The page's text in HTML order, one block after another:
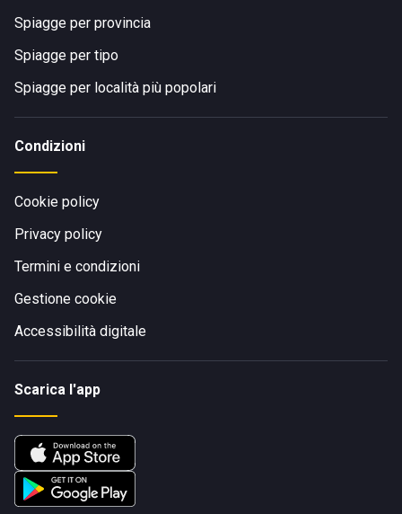
Spiagge per provincia
Spiagge per tipo
Spiagge per località più popolari
Condizioni
Cookie policy
Privacy policy
Termini e condizioni
Gestione cookie
Accessibilità digitale
Scarica l'app